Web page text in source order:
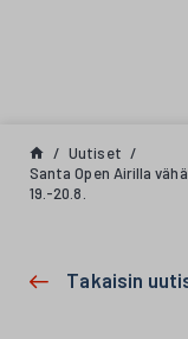
Uutiset
Santa Open Airilla
19.-20.8.
Takaisin